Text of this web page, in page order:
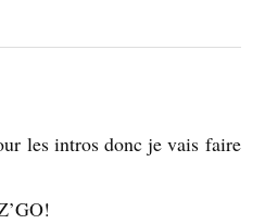
les intros donc je vais faire